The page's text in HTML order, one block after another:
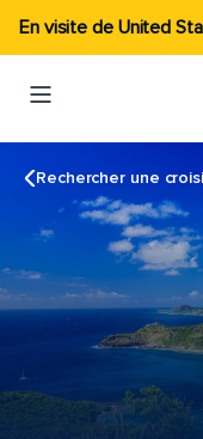
En visite de United
Rechercher une